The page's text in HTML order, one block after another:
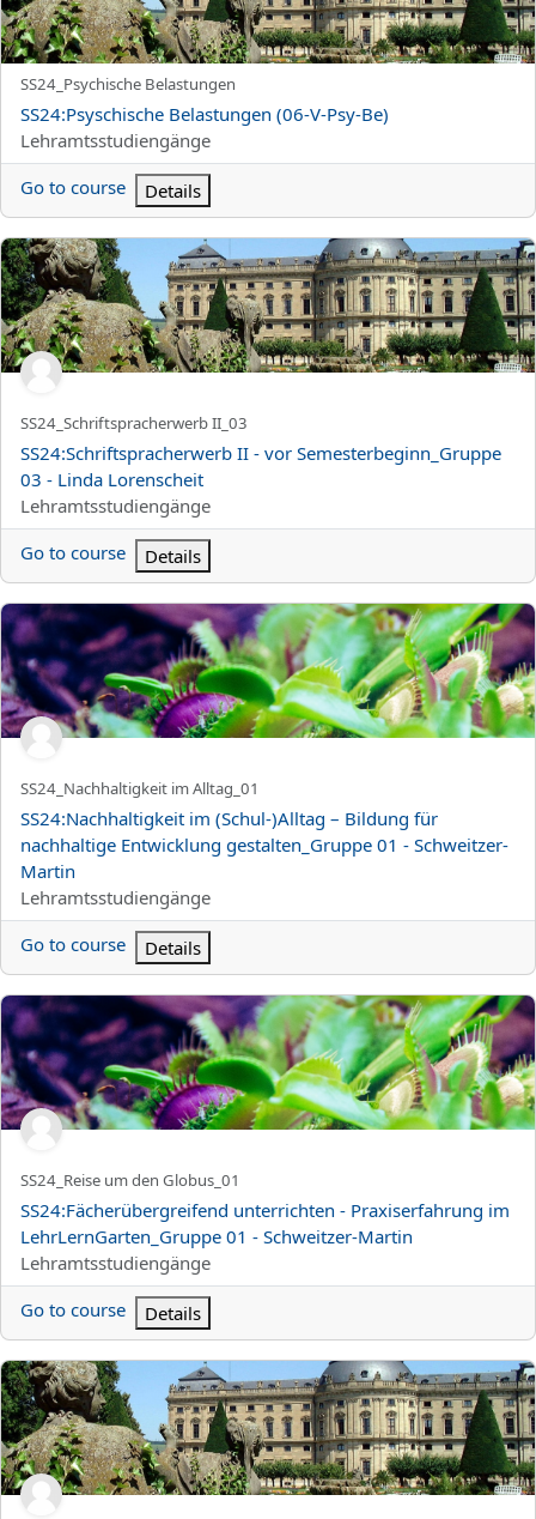
Kortnamn för kurs
SS24_Psychische Belastungen
Kursnamn
SS24:Psyschische Belastungen (06-V-Psy-Be)
Kurskategori
Lehramtsstudiengänge
Go to course
Details
SS24:Schriftspracherwerb II - vor Semesterbeginn_Gruppe 03 -
Kortnamn för kurs
SS24_Schriftspracherwerb II_03
Kursnamn
SS24:Schriftspracherwerb II - vor Semesterbeginn_Gruppe
03 - Linda Lorenscheit
Kurskategori
Lehramtsstudiengänge
Go to course
Details
SS24:Nachhaltigkeit im (Schul-)Alltag – Bildung für nachhaltige
Kortnamn för kurs
SS24_Nachhaltigkeit im Alltag_01
Kursnamn
SS24:Nachhaltigkeit im (Schul-)Alltag – Bildung für
nachhaltige Entwicklung gestalten_Gruppe 01 - Schweitzer-
Martin
Kurskategori
Lehramtsstudiengänge
Go to course
Details
SS24:Fächerübergreifend unterrichten - Praxiserfahrung im
Kortnamn för kurs
SS24_Reise um den Globus_01
Kursnamn
SS24:Fächerübergreifend unterrichten - Praxiserfahrung im
LehrLernGarten_Gruppe 01 - Schweitzer-Martin
Kurskategori
Lehramtsstudiengänge
Go to course
Details
SS24:Konzepte und Aspekte des Unterrichts bei